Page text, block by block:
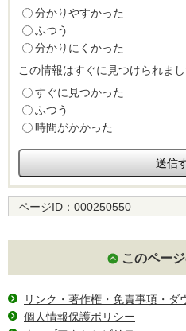
分かりやすかった
ふつう
分かりにくかった
この情報はすぐに見つけられま
すぐに見つかった
ふつう
時間がかかった
ページID： 000250550
このペー
リンク・著作権・免責事項・ダ
個人情報保護ポリシー